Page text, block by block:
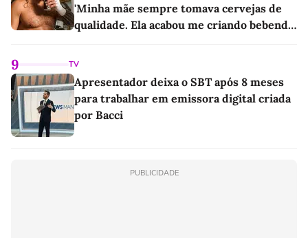
'Minha mãe sempre tomava cervejas de
qualidade. Ela acabou me criando bebendo
9 TV
Apresentador deixa o SBT após 8 meses
para trabalhar em emissora digital criada
por Bacci
PUBLICIDADE